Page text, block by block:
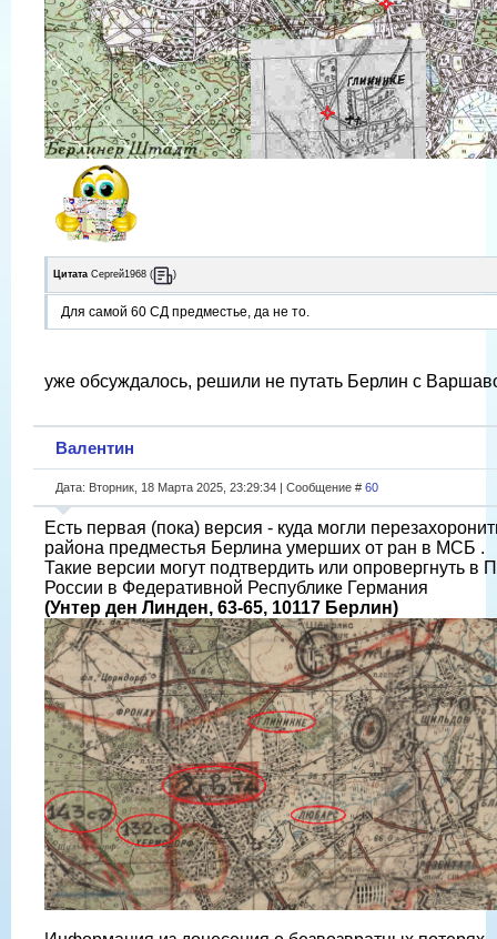
Цитата Сергей1968 ( )
Для самой 60 СД предместье, да не то.
уже обсуждалось, решили не путать Берлин с
Валентин
Дата: Вторник, 18 Марта 2025, 23:29:34 | Сообщение # 60
Есть первая (пока) версия - куда могли
района предместья Берлина умерших от ран в МСБ .
Такие версии могут подтвердить или опровергнуть в
России в Федеративной Республике Германия
(Унтер ден Линден, 63-65, 10117 Берлин)